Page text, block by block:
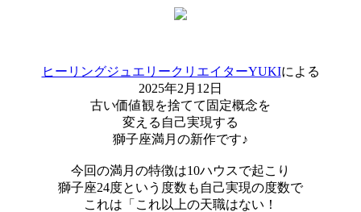
ヒーリングジュエリークリエイターYUKIによる
2025年2月12日
古い価値観を捨てて固定概念を
変える自己実現する
獅子座満月の新作です♪
今回の満月の特徴は10ハウスで起こり
獅子座24度という度数も自己実現の度数で
これは「これ以上の天職はない！